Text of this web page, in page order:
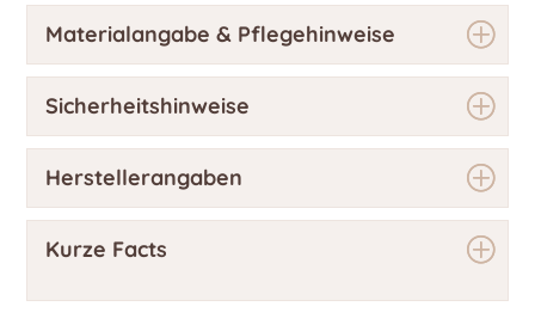
Materialangabe & Pflegehinweise
Sicherheitshinweise
Herstellerangaben
Kurze Facts